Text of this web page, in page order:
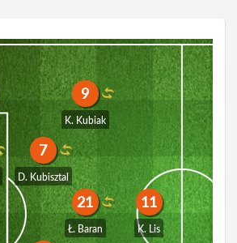
7
D. Kubisztal
9
K. Kubiak
21
Ł. Baran
11
K. Lis